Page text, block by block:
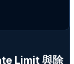
Limit 與除